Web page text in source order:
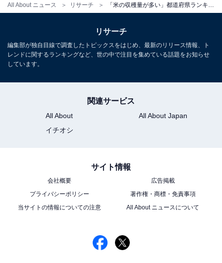
All About ニュース リサーチ
リサーチ
編集部が独自目線で調査したトピックスをはじめ、最新のリリース情報、ト
レンドに関するランキングなど、世の中で注目を集めている話題をお知らせ
しています。
関連サービス
All About
All About Japan
イチオシ
サイト情報
会社概要
広告掲載
プライバシーポリシー
著作権・商標・免責事項
当サイトの情報についての注意
All About ニュースについて